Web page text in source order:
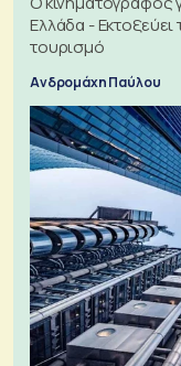
Ελλάδα - Εκτοξεύει
τουρισμό
Ανδρομάχη Παύλου